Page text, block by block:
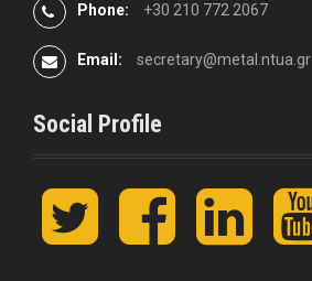
Phone: +30 210 772 2067
Email: secretary@metal.ntua.gr
Social Profile
t
i
F
c
L
n